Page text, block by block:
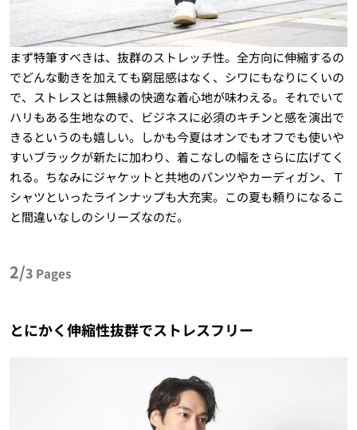
まず特筆すべきは、抜群のストレッチ性。全方向に伸縮するの
でどんな動きを加えても窮屈感はなく、シワにもなりにくいの
で、ストレスとは無縁の快適な着心地が味わえる。それでいて
ハリもある生地なので、ビジネスに必須のキチンと感を演出で
きるというのも嬉しい。しかも今夏はオンでもオフでも使いや
すいブラックが新たに加わり、着こなしの幅をさらに広げてく
れる。ちなみにジャケットと共地のパンツやカーディガン、Ｔ
シャツといったラインナップも大充実。この夏も頼りになるこ
と間違いなしのシリーズなのだ。
2/3 Pages
とにかく伸縮性抜群でストレスフリー